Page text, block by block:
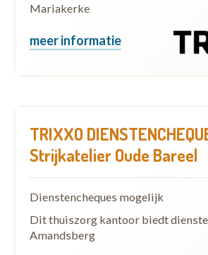
Mariakerke
meer informatie
TRIXXO
Strijkatelier Oude Bareel
Dienstencheques mogelijk
Dit thuiszorg kantoor biedt
Amandsberg